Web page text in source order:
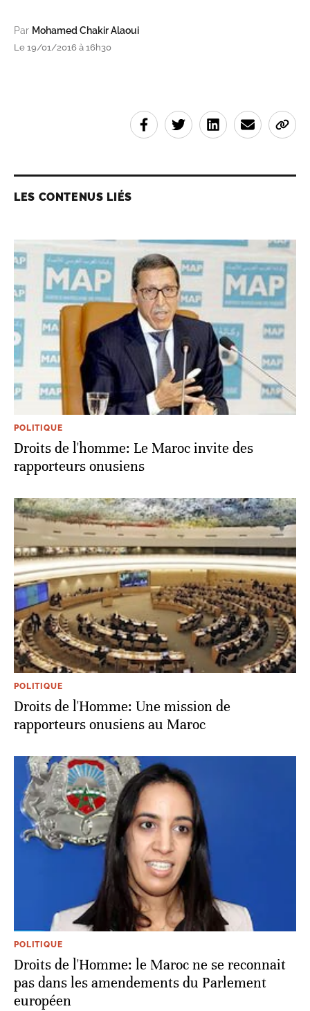
Par Mohamed Chakir Alaoui
Le 19/01/2016 à 16h30
LES CONTENUS LIÉS
POLITIQUE
Droits de l'homme: Le Maroc invite des
rapporteurs onusiens
POLITIQUE
Droits de l'Homme: Une mission de
rapporteurs onusiens au Maroc
POLITIQUE
Droits de l'Homme: le Maroc ne se reconnait
pas dans les amendements du Parlement
européen